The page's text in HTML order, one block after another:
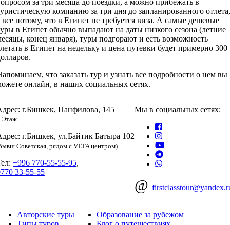
компанию за три дня до запланированного отлета,
все потому, что в Египет не требуется виза. А самые дешевые
в Египет обычно выпадают на даты низкого сезона (летние
конец января), туры подгорают и есть возможность
в Египет на недельку и цена путевки будет примерно 300
что заказать тур и узнать все подробности о нем вы
онлайн, в наших социальных сетях.
г.Бишкек, Панфилова, 145
Этаж
г.Бишкек, ул.Байтик Батыра 102
рядом с VEFA центром)
+996 770-55-55-95,
33-55-55
Мы в социальных сетях:
@
Авторские туры
Образование за рубежом